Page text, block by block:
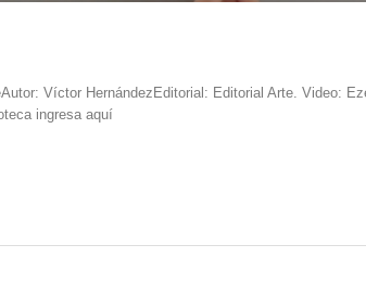
Víctor HernándezEditorial: Editorial Arte. Video:
ingresa aquí